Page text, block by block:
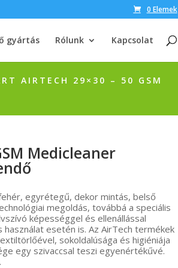
0 Elemek
gyártás Rólunk Kapcsolat
AIRTECH 29×30 – 50 GSM
Medicleaner
egyrétegű, dekor mintás, belső
megoldás, továbbá a speciális
képességgel és ellenállással
esetén is. Az AirTech termékek
sokoldalúsága és higiéniája
egy szivaccsal teszi egyenértékűvé.